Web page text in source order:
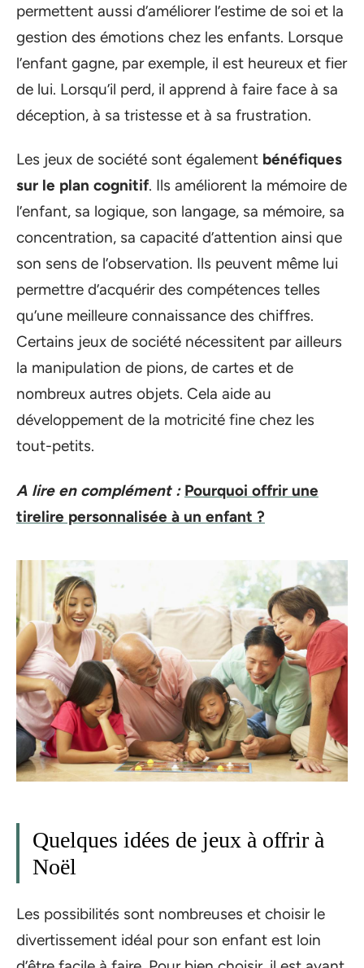
permettent aussi d’améliorer l’estime de soi et la
gestion des émotions chez les enfants. Lorsque
l’enfant gagne, par exemple, il est heureux et fier
de lui. Lorsqu’il perd, il apprend à faire face à sa
déception, à sa tristesse et à sa frustration.
Les jeux de société sont également bénéfiques
sur le plan cognitif. Ils améliorent la mémoire de
l’enfant, sa logique, son langage, sa mémoire, sa
concentration, sa capacité d’attention ainsi que
son sens de l’observation. Ils peuvent même lui
permettre d’acquérir des compétences telles
qu’une meilleure connaissance des chiffres.
Certains jeux de société nécessitent par ailleurs
la manipulation de pions, de cartes et de
nombreux autres objets. Cela aide au
développement de la motricité fine chez les
tout-petits.
A lire en complément : Pourquoi offrir une
tirelire personnalisée à un enfant ?
Quelques idées de jeux à offrir à
Noël
Les possibilités sont nombreuses et choisir le
divertissement idéal pour son enfant est loin